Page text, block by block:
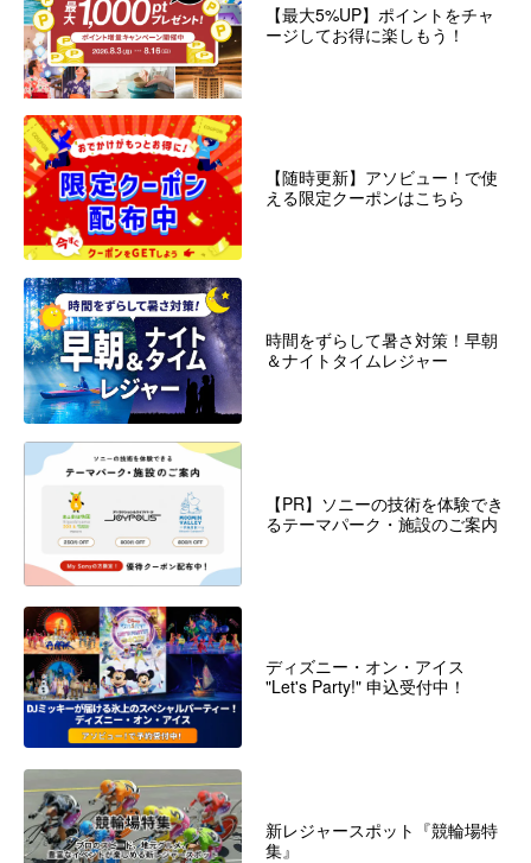
【最大5%UP】ポイントをチャ
ージしてお得に楽しもう！
【随時更新】アソビュー！で使
える限定クーポンはこちら
時間をずらして暑さ対策！早朝
＆ナイトタイムレジャー
【PR】ソニーの技術を体験でき
るテーマパーク・施設のご案内
ディズニー・オン・アイス
"Let's Party!" 申込受付中！
新レジャースポット『競輪場特
集』